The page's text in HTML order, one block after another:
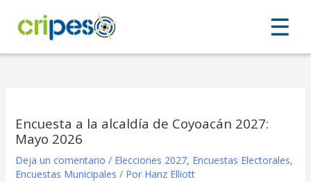
☰
☰
contenido
Encuesta a la alcaldía de Coyoacán 2027:
Mayo 2026
Deja un comentario / Elecciones 2027, Encuestas Electorales,
Encuestas Municipales / Por Hanz Elliott